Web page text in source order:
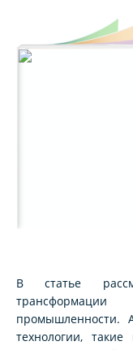
В статье
промышленности.
технологии,